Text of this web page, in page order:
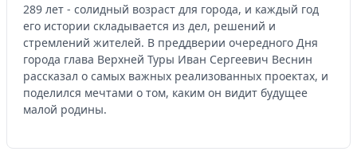
289 лет - солидный возраст для города, и каждый год
его истории складывается из дел, решений и
стремлений жителей. В преддверии очередного Дня
города глава Верхней Туры Иван Сергеевич Веснин
рассказал о самых важных реализованных проектах, и
поделился мечтами о том, каким он видит будущее
малой родины.